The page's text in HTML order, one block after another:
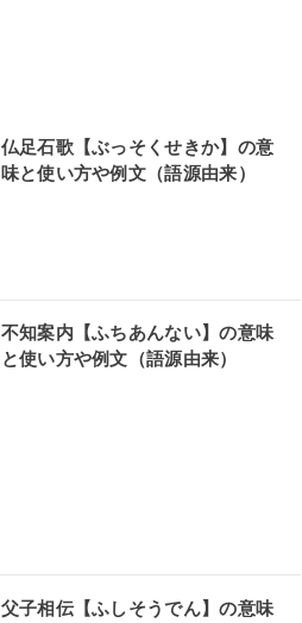
仏足石歌【ぶっそくせきか】の意
味と使い方や例文（語源由来）
不知案内【ふちあんない】の意味
と使い方や例文（語源由来）
父子相伝【ふしそうでん】の意味